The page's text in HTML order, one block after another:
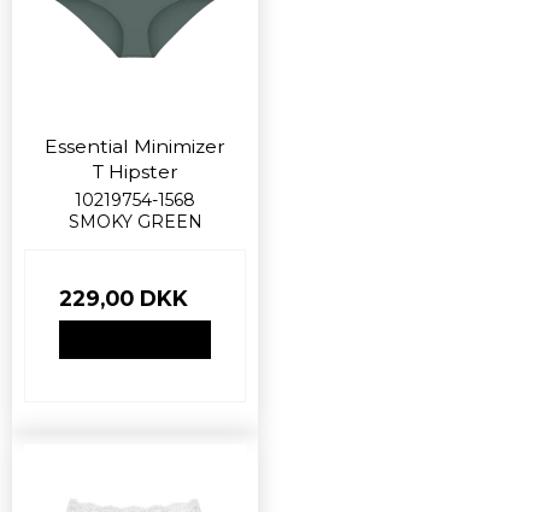
Essential Minimizer
T Hipster
10219754-1568
SMOKY GREEN
229,00 DKK